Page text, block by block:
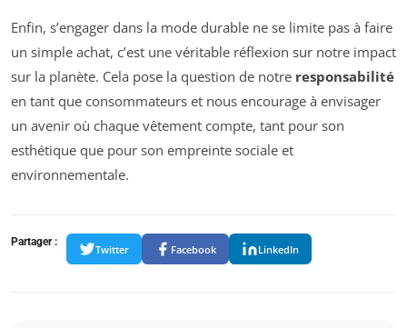
Enfin, s’engager dans la mode durable ne se limite pas à faire
un simple achat, c’est une véritable réflexion sur notre impact
sur la planète. Cela pose la question de notre responsabilité
en tant que consommateurs et nous encourage à envisager
un avenir où chaque vêtement compte, tant pour son
esthétique que pour son empreinte sociale et
environnementale.
Partager :
Twitter Facebook LinkedIn